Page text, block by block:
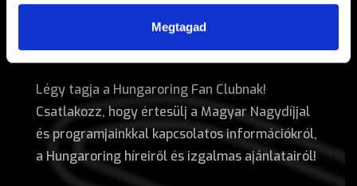
Megtagad
Légy tagja a Hungaroring Fan Clubnak!
Csatlakozz, hogy értesülj a Magyar Nagydíjjal
és programjainkkal kapcsolatos információkról,
a Hungaroring híreiről és izgalmas ajánlatairól!